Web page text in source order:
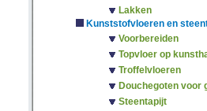
Lakken
Kunststofvloeren en
Voorbereiden
Topvloer op
Troffelvloeren
Douchegoten voor
Steentapijt